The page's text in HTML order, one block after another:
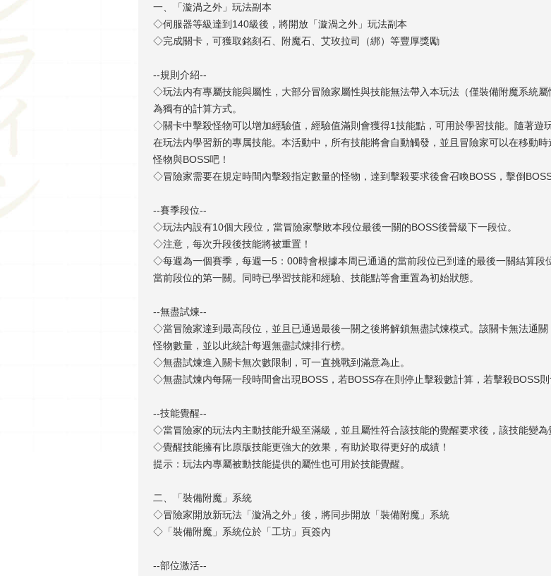
一、「漩渦之外」玩法副本
◇伺服器等級達到140級後，將開放「漩渦之外」玩法副本
◇完成關卡，可獲取銘刻石、附魔石、艾玫拉司（綁）等豐厚獎勵
--規則介紹--
◇玩法内有專屬技能與屬性，大部分冒險家屬性與技能無法帶入本玩法（僅裝備附魔系統
為獨有的計算方式。
◇關卡中擊殺怪物可以增加經驗值，經驗值滿則會獲得1技能點，可用於學習技能。隨著遊
在玩法内學習新的專属技能。本活動中，所有技能將會自動觸發，並且冒險家可以在移動
怪物與BOSS吧！
◇冒險家需要在規定時間內擊殺指定數量的怪物，達到擊殺要求後會召喚BOSS，擊倒BOSS
--賽季段位--
◇玩法内設有10個大段位，當冒險家擊敗本段位最後一關的BOSS後晉級下一段位。
◇注意，每次升段後技能將被重置！
◇每週為一個賽季，每週一5：00時會根據本周已通過的當前段位已到達的最後一關結算段
當前段位的第一關。同時已學習技能和經驗、技能點等會重置為初始狀態。
--無盡試煉--
◇當冒險家達到最高段位，並且已通過最後一關之後將解鎖無盡試煉模式。該關卡無法通
怪物數量，並以此統計每週無盡試煉排行榜。
◇無盡試煉進入關卡無次數限制，可一直挑戰到滿意為止。
◇無盡試煉内每隔一段時間會出現BOSS，若BOSS存在則停止擊殺數計算，若擊殺BOSS則
--技能覺醒--
◇當冒險家的玩法内主動技能升級至滿級，並且屬性符合該技能的覺醒要求後，該技能變為
◇覺醒技能擁有比原版技能更強大的效果，有助於取得更好的成績！
提示：玩法内專屬被動技能提供的屬性也可用於技能覺醒。
二、「裝備附魔」系統
◇冒險家開放新玩法「漩渦之外」後，將同步開放「裝備附魔」系統
◇「裝備附魔」系統位於「工坊」頁簽內
--部位激活--